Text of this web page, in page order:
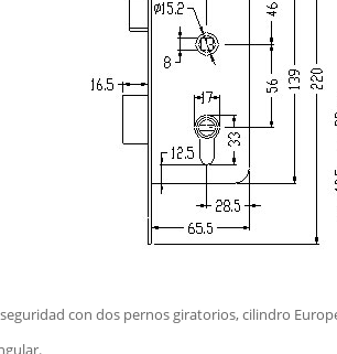
con dos pernos giratorios, cilindro